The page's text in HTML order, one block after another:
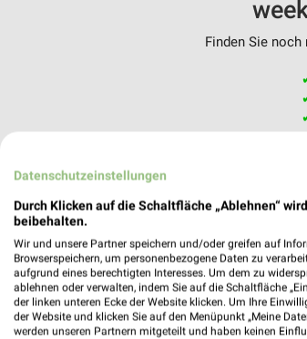
Finden Sie
Datenschutzeinstellungen
Durch Klicken auf die Schaltfläche „Ablehnen“
beibehalten.
Wir und unsere Partner speichern und/oder greifen auf
Browserspeichern, um personenbezogene Daten zu
aufgrund eines berechtigten Interesses. Um dem zu
ablehnen oder verwalten, indem Sie auf die Schaltfläche
der linken unteren Ecke der Website klicken. Um Ihre
der Website und klicken Sie auf den Menüpunkt „Meine
werden unseren Partnern mitgeteilt und haben keinen